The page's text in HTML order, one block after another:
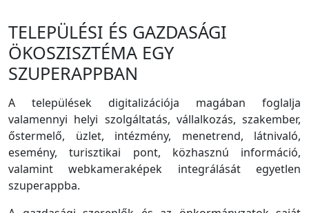
TELEPÜLÉSI ÉS GAZDASÁGI
ÖKOSZISZTÉMA EGY
SZUPERAPPBAN
A települések digitalizációja magában foglalja
valamennyi helyi szolgáltatás, vállalkozás, szakember,
őstermelő, üzlet, intézmény, menetrend, látnivaló,
esemény, turisztikai pont, közhasznú információ,
valamint webkameraképek integrálását egyetlen
szuperappba.